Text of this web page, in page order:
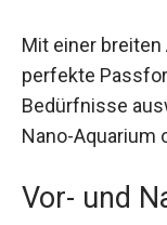
Mit einer breiten
perfekte
Bedürfnisse
Nano-Aquarium
Vor- und